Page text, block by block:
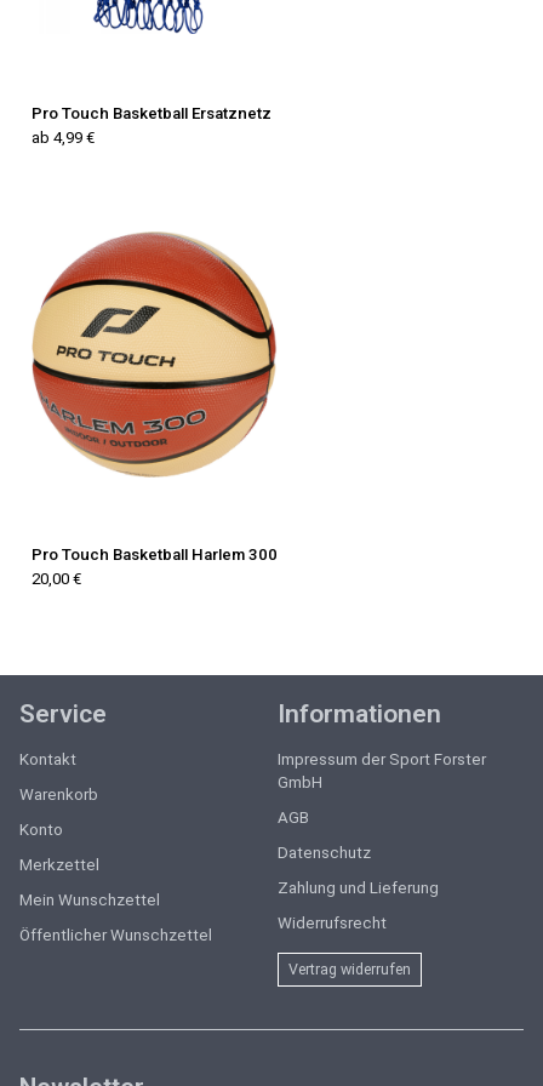
Pro Touch Basketball Ersatznetz
ab 4,99 €
Pro Touch Basketball Harlem 300
20,00 €
Service
Kontakt
Warenkorb
Konto
Merkzettel
Mein Wunschzettel
Öffentlicher Wunschzettel
Informationen
Impressum der Sport Forster
GmbH
AGB
Datenschutz
Zahlung und Lieferung
Widerrufsrecht
Vertrag widerrufen